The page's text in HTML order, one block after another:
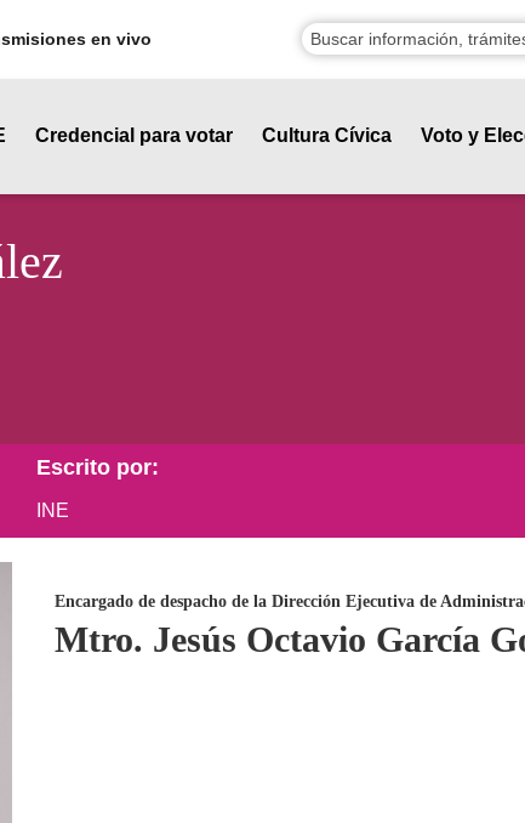
en vivo
Credencial para votar Cultura Cívica Voto y
Escrito por:
INE
Encargado de despacho de la Dirección Ejecutiva de
Mtro. Jesús Octavio García